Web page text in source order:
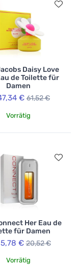
Daisy Love
de Toilette für
Damen
€ 61,52 €
Vorrätig
Her Eau de
für Damen
€ 20,52 €
Vorrätig